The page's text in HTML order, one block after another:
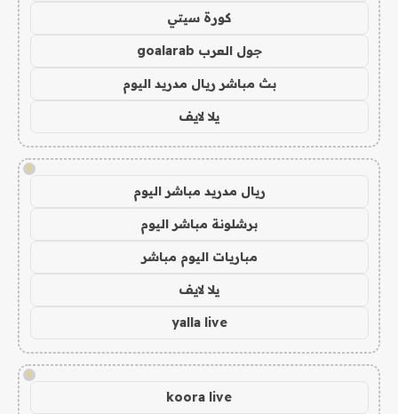
كورة سيتي
جول العرب goalarab
بث مباشر ريال مدريد اليوم
يلا لايف
!
ريال مدريد مباشر اليوم
برشلونة مباشر اليوم
مباريات اليوم مباشر
يلا لايف
yalla live
!
koora live